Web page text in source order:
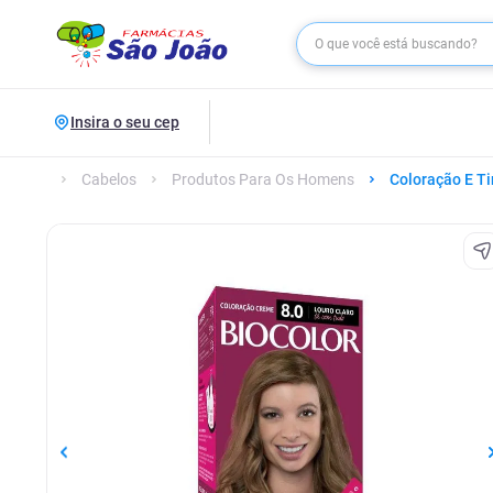
Insira o seu cep
Cabelos Produtos Para Os Homens Coloração E